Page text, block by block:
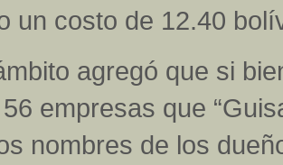
un costo de 12.40
agregó que si
empresas que
nombres de los